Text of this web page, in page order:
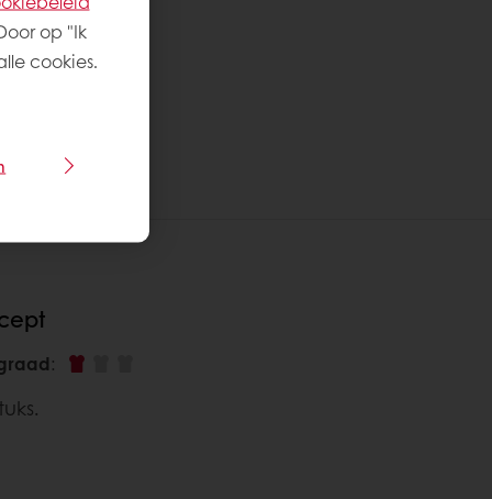
:
op "Ik
cookies.